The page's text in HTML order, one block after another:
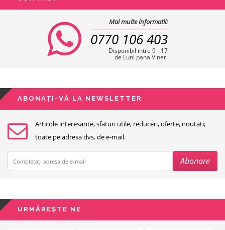
Mai multe informatii:
0770 106 403
Disponibil intre 9 - 17
de Luni pana Vineri
ABONAȚI-VĂ LA NEWSLETTER
Articole interesante, sfaturi utile, reduceri, oferte, noutati;
toate pe adresa dvs. de e-mail.
URMĂREȘTE NE